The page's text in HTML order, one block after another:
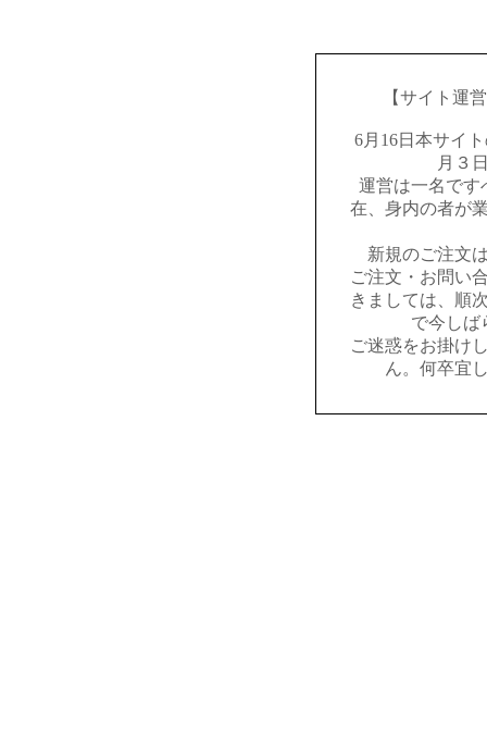
【サイト運
6月16日本サイ
月３
運営は一名です
在、身内の者が
新規のご注文
ご注文・お問い
きましては、順
で今しば
ご迷惑をお掛け
ん。何卒宜